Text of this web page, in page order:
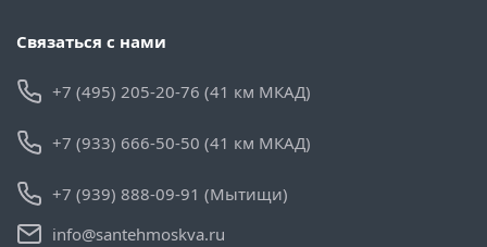
Связаться с нами
+7 (495) 205-20-76 (41 км МКАД)
+7 (933) 666-50-50 (41 км МКАД)
+7 (939) 888-09-91 (Мытищи)
info@santehmoskva.ru